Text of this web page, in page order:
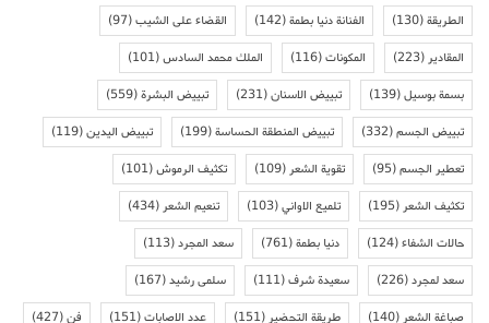
الطريقة(130) الفنانة دنيا بطمة(142) القضاء على الشيب(97)
المقادير(223) المكونات(116) الملك محمد السادس(101)
بسمة بوسيل(139) تبييض الاسنان(231) تبييض البشرة(559)
تبييض الجسم(332) تبييض المنطقة الحساسة(199) تبييض اليدين(119)
تعطير الجسم(95) تقوية الشعر(109) تكثيف الرموش(101)
تكثيف الشعر(195) تلميع الاواني(103) تنعيم الشعر(434)
حالات الشفاء(124) دنيا بطمة(761) سعد المجرد(113)
سعد لمجرد(226) سعيدة شرف(111) سلمى رشيد(167)
صباغة الشعر(140) طريقة التحضير(151) عدد الاصابات(151) فن(427)